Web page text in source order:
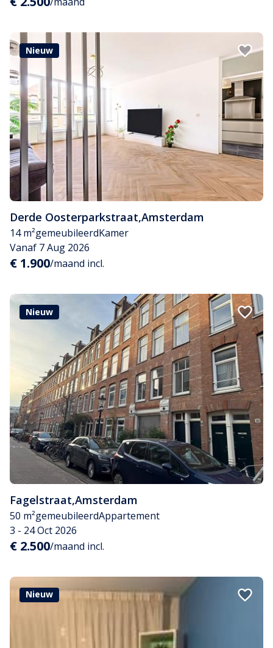
Nieuw
Derde Oosterparkstraat,Amsterdam
14 m²gemeubileerdKamer
Vanaf 7 Aug 2026
€ 1.900/maand incl.
Nieuw
Fagelstraat,Amsterdam
50 m²gemeubileerdAppartement
3 - 24 Oct 2026
€ 2.500/maand incl.
Nieuw